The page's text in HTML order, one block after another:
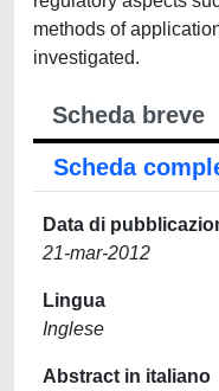
methods of
investigated.
Scheda breve
Scheda
Data di
21-mar-2012
Lingua
Inglese
Abstract in italiano